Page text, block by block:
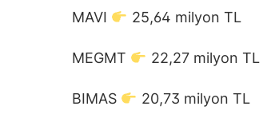
MAVI 25,64 milyon TL
MEGMT 22,27 milyon TL
BIMAS 20,73 milyon TL